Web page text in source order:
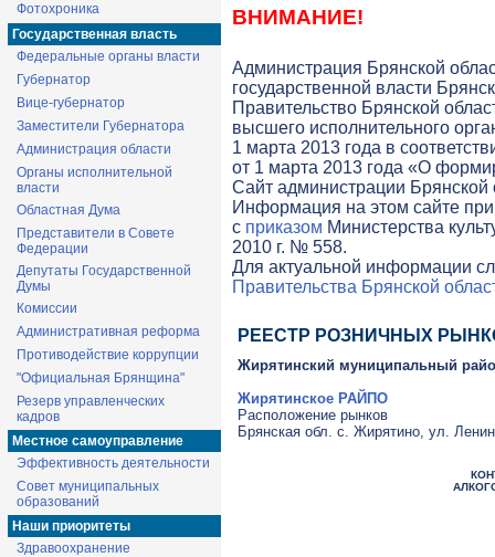
Фотохроника
Государственная власть
Федеральные органы власти
Губернатор
Вице-губернатор
Заместители Губернатора
Администрация области
Органы исполнительной
власти
Областная Дума
Представители в Совете
Федерации
Депутаты Государственной
Думы
Комиссии
Административная реформа
Противодействие коррупции
"Официальная Брянщина"
Резерв управленческих
кадров
Местное самоуправление
Эффективность деятельности
Совет муниципальных
образований
Наши приоритеты
Здравоохранение
ВНИМАНИЕ!
Администрация Брянской
государственной власти
Правительство Брянской
высшего исполнительного
1 марта 2013 года в
от 1 марта 2013 года «О
Cайт администрации Брянской
Информация на этом сайте
с приказом Министерства
2010 г. № 558.
Для актуальной информации
Правительства Брянской
РЕЕСТР РОЗНИЧНЫХ
Жирятинский муниципальный
Жирятинское РАЙПО
Расположение рынков
Брянская обл. с. Жирятино, ул.